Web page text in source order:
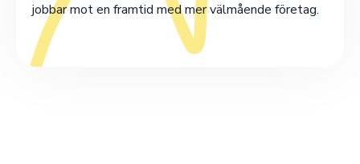
jobbar mot en framtid med mer välmående företag.